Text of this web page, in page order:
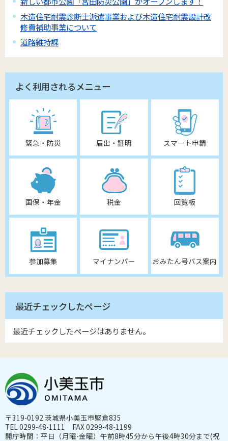
木造住宅耐震診断士派遣事業および木造住宅耐震設計改
修費補助事業について
道路維持課
よく利用されるメニュー
緊急・防災 届出・証明 スマート申請
国保・年金 税金 回覧板
参加募集 マイナンバー おみたん号バス案内
最近チェックしたページ
最近チェックしたページはありません。
〒319-0192 茨城県小美玉市堅倉835
TEL 0299-48-1111 FAX 0299-48-1199
開庁時間：平日（月曜-金曜）午前8時45分から午後4時30分まで(祝